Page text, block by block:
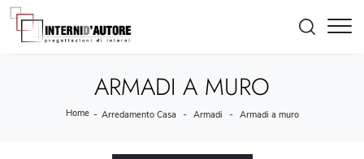
ARMADI A MURO
Home - Arredamento Casa - Armadi - Armadi a muro